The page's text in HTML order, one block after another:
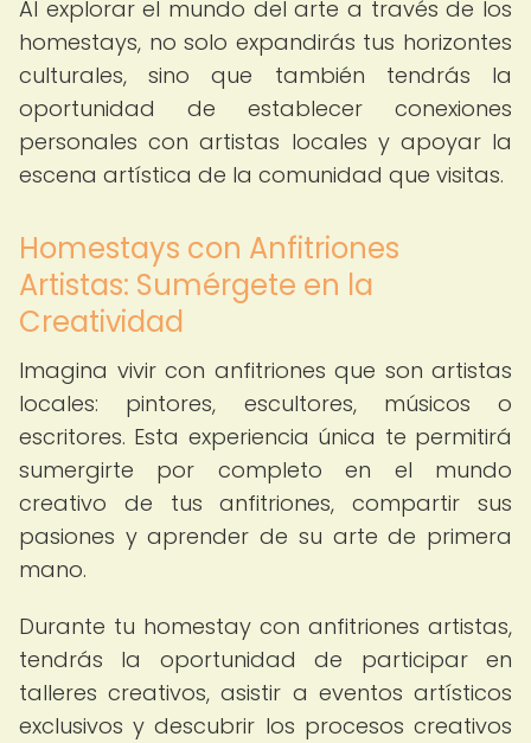
Al explorar el mundo del arte a través de los
homestays, no solo expandirás tus horizontes
culturales, sino que también tendrás la
oportunidad de establecer conexiones
personales con artistas locales y apoyar la
escena artística de la comunidad que visitas.
Homestays con Anfitriones
Artistas: Sumérgete en la
Creatividad
Imagina vivir con anfitriones que son artistas
locales: pintores, escultores, músicos o
escritores. Esta experiencia única te permitirá
sumergirte por completo en el mundo
creativo de tus anfitriones, compartir sus
pasiones y aprender de su arte de primera
mano.
Durante tu homestay con anfitriones artistas,
tendrás la oportunidad de participar en
talleres creativos, asistir a eventos artísticos
exclusivos y descubrir los procesos creativos